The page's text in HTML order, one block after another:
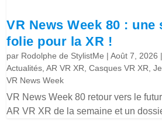
VR News Week 80 : une
folie pour la XR !
par Rodolphe de StylistMe |Août 7, 2026
Actualités ,AR VR XR ,Casques VR XR ,
VR News Week
VR News Week 80 retour vers le
AR VR XR de la semaine et un